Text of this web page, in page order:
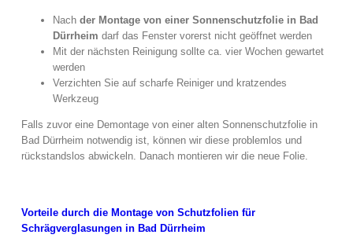
Nachder Montage von einer Sonnenschutzfolie in Bad
Dürrheimdarf das Fenster vorerst nicht geöffnet werden
Mit der nächsten Reinigung sollte ca. vier Wochen gewartet
werden
Verzichten Sie auf scharfe Reiniger und kratzendes
Werkzeug
Falls zuvor eine Demontage von einer alten Sonnenschutzfolie in
Bad Dürrheim notwendig ist, können wir diese problemlos und
rückstandslos abwickeln. Danach montieren wir die neue Folie.
Vorteile durch die Montage von Schutzfolien für
Schrägverglasungen in Bad Dürrheim